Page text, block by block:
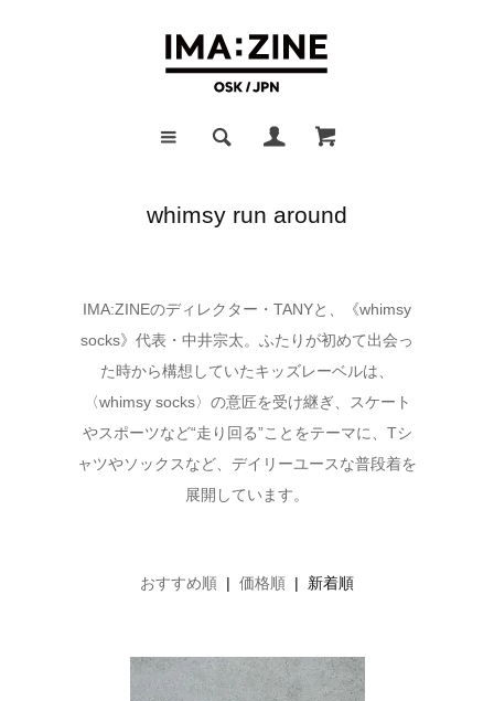
whimsy run around
IMA:ZINEのディレクター・TANYと、《whimsy
socks》代表・中井宗太。ふたりが初めて出会っ
た時から構想していたキッズレーベルは、
〈whimsy socks〉の意匠を受け継ぎ、スケート
やスポーツなど“走り回る”ことをテーマに、Tシ
ャツやソックスなど、デイリーユースな普段着を
展開しています。
おすすめ順 | 価格順 | 新着順